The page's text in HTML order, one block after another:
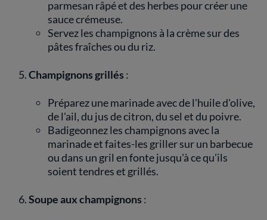
parmesan râpé et des herbes pour créer une
sauce crémeuse.
Servez les champignons à la crème sur des
pâtes fraîches ou du riz.
Champignons grillés :
Préparez une marinade avec de l'huile d'olive,
de l'ail, du jus de citron, du sel et du poivre.
Badigeonnez les champignons avec la
marinade et faites-les griller sur un barbecue
ou dans un gril en fonte jusqu'à ce qu'ils
soient tendres et grillés.
Soupe aux champignons :